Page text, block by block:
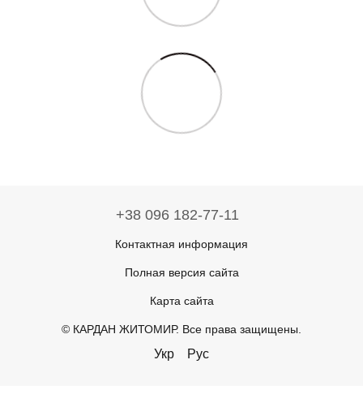
+38 096 182-77-11
Контактная информация
Полная версия сайта
Карта сайта
© КАРДАН ЖИТОМИР. Все права защищены.
Укр Рус